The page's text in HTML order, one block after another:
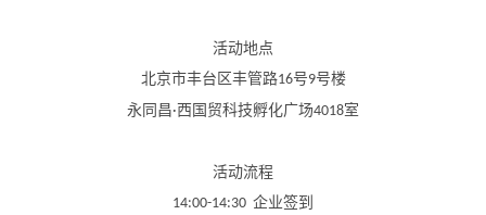
活动地点
北京市丰台区丰管路16号9号楼
永同昌·西国贸科技孵化广场4018室
活动流程
14:00-14:30 企业签到